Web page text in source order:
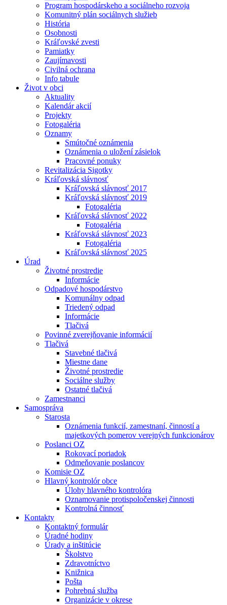
Program hospodárskeho a sociálneho rozvoja
Komunitný plán sociálnych služieb
História
Osobnosti
Kráľovské zvesti
Pamiatky
Zaujímavosti
Civilná ochrana
Info tabule
Život v obci
Aktuality
Kalendár akcií
Projekty
Fotogaléria
Oznamy
Smútočné oznámenia
Oznámenia o uložení zásielok
Pracovné ponuky
Revitalizácia Sigotky
Kráľovská slávnosť
Kráľovská slávnosť 2017
Kráľovská slávnosť 2019
Fotogaléria
Kráľovská slávnosť 2022
Fotogaléria
Kráľovská slávnosť 2023
Fotogaléria
Kráľovská slávnosť 2025
Úrad
Životné prostredie
Informácie
Odpadové hospodárstvo
Komunálny odpad
Triedený odpad
Informácie
Tlačivá
Povinné zverejňovanie informácií
Tlačivá
Stavebné tlačivá
Miestne dane
Životné prostredie
Sociálne služby
Ostatné tlačivá
Zamestnanci
Samospráva
Starosta
Oznámenia funkcií, zamestnaní, činností a
majetkových pomerov verejných funkcionárov
Poslanci OZ
Rokovací poriadok
Odmeňovanie poslancov
Komisie OZ
Hlavný kontrolór obce
Úlohy hlavného kontrolóra
Oznamovanie protispoločenskej činnosti
Kontrolná činnosť
Kontakty
Kontaktný formulár
Úradné hodiny
Úrady a inštitúcie
Školstvo
Zdravotníctvo
Knižnica
Pošta
Pohrebná služba
Organizácie v okrese